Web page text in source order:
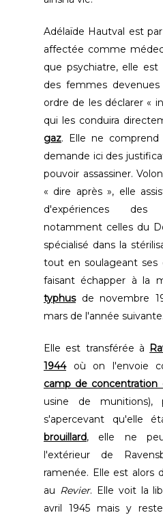
Adélaïde Hautval est
affectée comme
que psychiatre, elle
des femmes
ordre de les déclarer «
qui les conduira
gaz. Elle ne
demande ici des
pouvoir assassiner.
« dire après », elle
d'expériences des
notamment celles du
spécialisé dans la
tout en soulageant ses
faisant échapper à la
typhusde novembre
mars de l'année suivante.
Elle est transférée à
1944où on l'envoie
camp de
usine de munitions),
s'apercevant qu'elle
brouillard, elle ne
l'extérieur de
ramenée. Elle est alors
au Revier. Elle voit la
avril 1945 mais y